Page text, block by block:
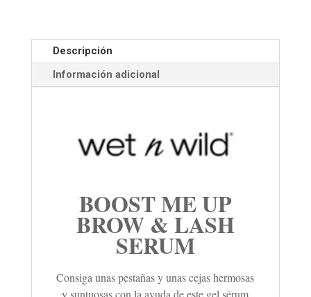
Descripción
Información adicional
BOOST ME UP
BROW & LASH
SERUM
Consiga unas pestañas y unas cejas hermosas
y suntuosas con la ayuda de este gel sérum